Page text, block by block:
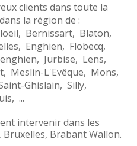
clients dans toute la
la région de :
, Bernissart, Blaton,
, Enghien, Flobecq,
, Jurbise, Lens,
, Meslin-L'Evêque, Mons,
Ghislain, Silly,
, ...
intervenir dans les
, Bruxelles, Brabant Wallon.